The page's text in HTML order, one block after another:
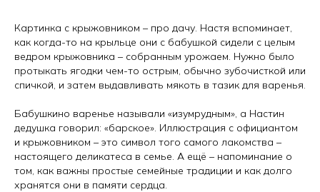
Картинка с крыжовником – про дачу. Настя вспоминает,
как когда-то на крыльце они с бабушкой сидели с целым
ведром крыжовника – собранным урожаем. Нужно было
протыкать ягодки чем-то острым, обычно зубочисткой или
спичкой, и затем выдавливать мякоть в тазик для варенья.
Бабушкино варенье называли «изумрудным», а Настин
дедушка говорил: «барское». Иллюстрация с официантом
и крыжовником – это символ того самого лакомства –
настоящего деликатеса в семье. А ещё – напоминание о
том, как важны простые семейные традиции и как долго
хранятся они в памяти сердца.